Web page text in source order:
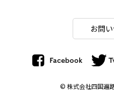
お問
Facebook
© 株式会社四国遍